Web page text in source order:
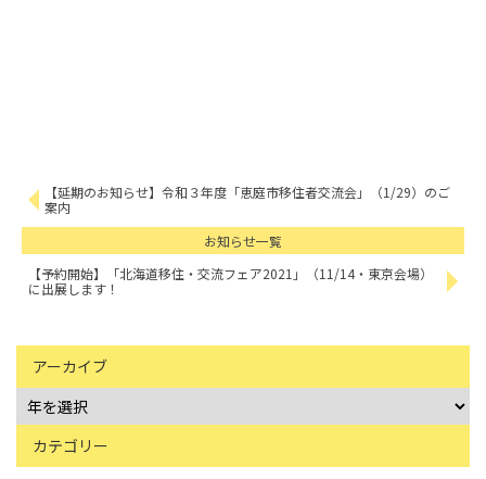
【延期のお知らせ】令和３年度「恵庭市移住者交流会」（1/29）のご
案内
お知らせ一覧
【予約開始】「北海道移住・交流フェア2021」（11/14・東京会場）
に出展します！
アーカイブ
カテゴリー